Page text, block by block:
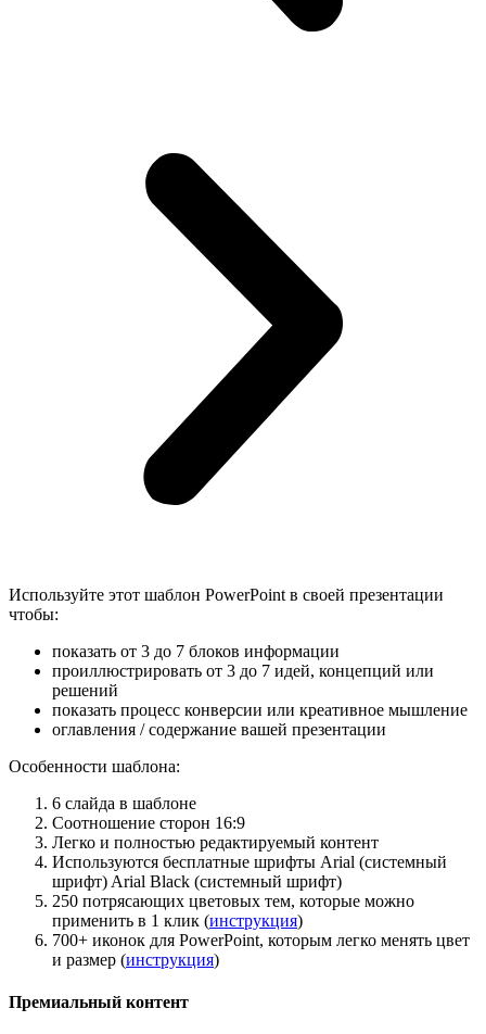
Используйте этот шаблон PowerPoint в своей презентации
чтобы:
показать от 3 до 7 блоков информации
проиллюстрировать от 3 до 7 идей, концепций или
решений
показать процесс конверсии или креативное мышление
оглавления / содержание вашей презентации
Особенности шаблона:
6 слайда в шаблоне
Соотношение сторон 16:9
Легко и полностью редактируемый контент
Используются бесплатные шрифты Arial (системный
шрифт) Arial Black (системный шрифт)
250 потрясающих цветовых тем, которые можно
применить в 1 клик (инструкция)
700+ иконок для PowerPoint, которым легко менять цвет
и размер (инструкция)
Премиальный контент